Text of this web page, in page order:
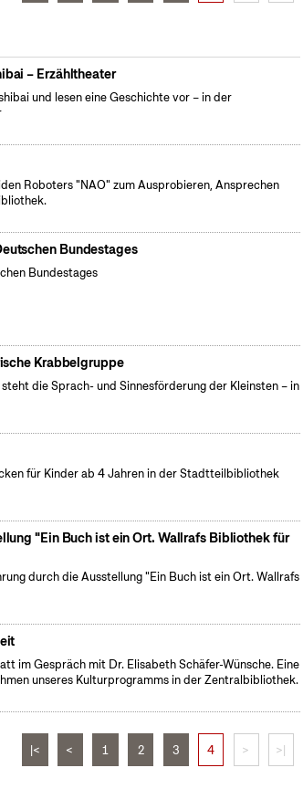
– Erzähltheater
und lesen eine Geschichte vor – in der
Roboters "NAO" zum Ausprobieren, Ansprechen
Bundestages
Bundestages
Krabbelgruppe
die Sprach- und Sinnesförderung der Kleinsten – in
für Kinder ab 4 Jahren in der Stadtteilbibliothek
"Ein Buch ist ein Ort. Wallrafs Bibliothek für
durch die Ausstellung "Ein Buch ist ein Ort. Wallrafs
im Gespräch mit Dr. Elisabeth Schäfer-Wünsche. Eine
unseres Kulturprogramms in der Zentralbibliothek.
|< < 1 2 3 4 > >|